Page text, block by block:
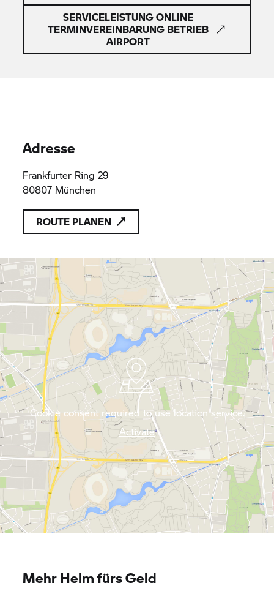
SERVICELEISTUNG ONLINE
TERMINVEREINBARUNG BETRIEB
AIRPORT
Adresse
Frankfurter Ring 29
80807 München
ROUTE PLANEN
Cookie consent required to use location service.
Activate
Mehr Helm fürs Geld